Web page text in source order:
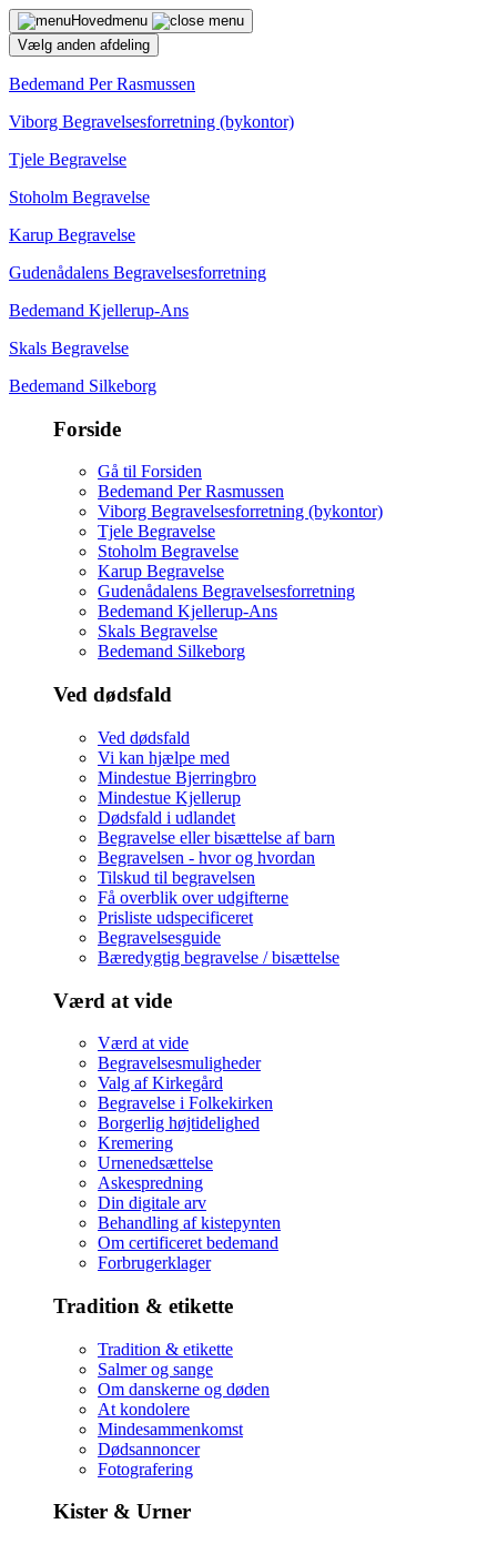
Hovedmenu
Vælg anden afdeling
Bedemand Per Rasmussen
Viborg Begravelsesforretning (bykontor)
Tjele Begravelse
Stoholm Begravelse
Karup Begravelse
Gudenådalens Begravelsesforretning
Bedemand Kjellerup-Ans
Skals Begravelse
Bedemand Silkeborg
Forside
Gå til Forsiden
Bedemand Per Rasmussen
Viborg Begravelsesforretning (bykontor)
Tjele Begravelse
Stoholm Begravelse
Karup Begravelse
Gudenådalens Begravelsesforretning
Bedemand Kjellerup-Ans
Skals Begravelse
Bedemand Silkeborg
Ved dødsfald
Ved dødsfald
Vi kan hjælpe med
Mindestue Bjerringbro
Mindestue Kjellerup
Dødsfald i udlandet
Begravelse eller bisættelse af barn
Begravelsen - hvor og hvordan
Tilskud til begravelsen
Få overblik over udgifterne
Prisliste udspecificeret
Begravelsesguide
Bæredygtig begravelse / bisættelse
Værd at vide
Værd at vide
Begravelsesmuligheder
Valg af Kirkegård
Begravelse i Folkekirken
Borgerlig højtidelighed
Kremering
Urnenedsættelse
Askespredning
Din digitale arv
Behandling af kistepynten
Om certificeret bedemand
Forbrugerklager
Tradition & etikette
Tradition & etikette
Salmer og sange
Om danskerne og døden
At kondolere
Mindesammenkomst
Dødsannoncer
Fotografering
Kister & Urner